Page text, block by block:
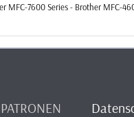
MFC-7600 Series - Brother MFC-